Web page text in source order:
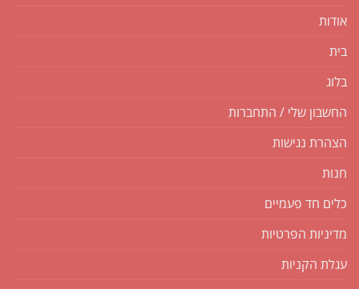
אודות
בית
בלוג
החשבון שלי / התחברות
הצהרת נגישות
חנות
כלים חד פעמיים
מדיניות הפרטיות
עגלת הקניות